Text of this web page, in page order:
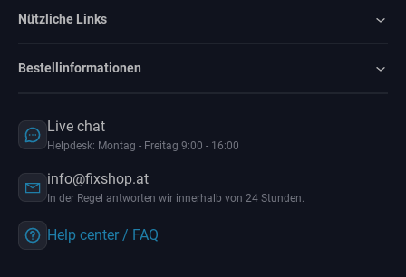
Nützliche Links
Bestellinformationen
Live chat
Helpdesk: Montag - Freitag 9:00 - 16:00
info@fixshop.at
In der Regel antworten wir innerhalb von 24 Stunden.
Help center / FAQ